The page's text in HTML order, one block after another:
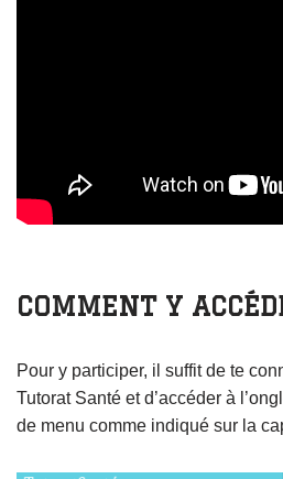
COMMENT Y
Pour y participer, il suffit de te
Tutorat Santé et d’accéder à
de menu comme indiqué sur la